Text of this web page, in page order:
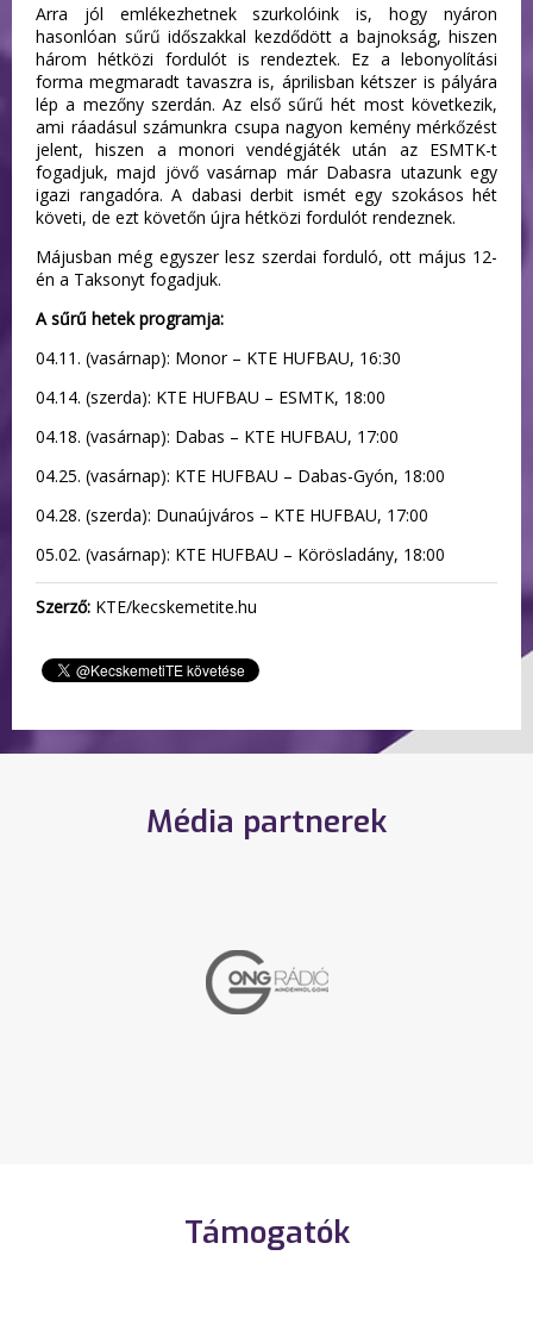
Arra jól emlékezhetnek szurkolóink is, hogy nyáron
hasonlóan sűrű időszakkal kezdődött a bajnokság, hiszen
három hétközi fordulót is rendeztek. Ez a lebonyolítási
forma megmaradt tavaszra is, áprilisban kétszer is pályára
lép a mezőny szerdán. Az első sűrű hét most következik,
ami ráadásul számunkra csupa nagyon kemény mérkőzést
jelent, hiszen a monori vendégjáték után az ESMTK-t
fogadjuk, majd jövő vasárnap már Dabasra utazunk egy
igazi rangadóra. A dabasi derbit ismét egy szokásos hét
követi, de ezt követőn újra hétközi fordulót rendeznek.
Májusban még egyszer lesz szerdai forduló, ott május 12-
én a Taksonyt fogadjuk.
A sűrű hetek programja:
04.11. (vasárnap): Monor – KTE HUFBAU, 16:30
04.14. (szerda): KTE HUFBAU – ESMTK, 18:00
04.18. (vasárnap): Dabas – KTE HUFBAU, 17:00
04.25. (vasárnap): KTE HUFBAU – Dabas-Gyón, 18:00
04.28. (szerda): Dunaújváros – KTE HUFBAU, 17:00
05.02. (vasárnap): KTE HUFBAU – Körösladány, 18:00
Szerző: KTE/kecskemetite.hu
Média partnerek
Támogatók